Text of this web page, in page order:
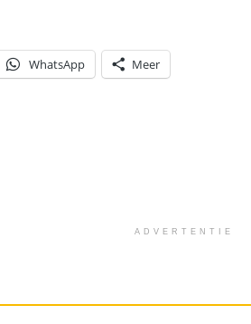
WhatsApp Meer
ADVERTENTIE